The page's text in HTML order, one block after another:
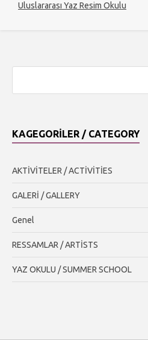
Uluslararası Yaz Resim Okulu
KAGEGORILER / CATEGORY
AKTİVİTELER / ACTİVİTİES
GALERİ / GALLERY
Genel
RESSAMLAR / ARTİSTS
YAZ OKULU / SUMMER SCHOOL